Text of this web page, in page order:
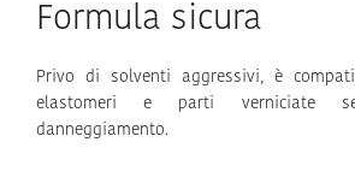
Formula sicura
Privo di solventi aggressivi, è
elastomeri e parti verniciate
danneggiamento.